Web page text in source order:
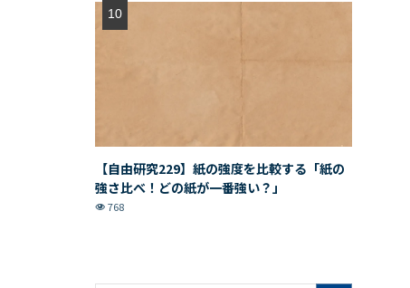
【自由研究229】紙の強度を比較する「紙の
強さ比べ！どの紙が一番強い？」
768